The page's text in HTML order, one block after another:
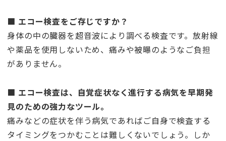
■ エコー検査をご存じですか？
身体の中の臓器を超音波により調べる検査です。放射線
や薬品を使用しないため、痛みや被曝のようなご負担
がありません。
■ エコー検査は、自覚症状なく進行する病気を早期発
見のための強力なツール。
痛みなどの症状を伴う病気であればご自身で検査する
タイミングをつかむことは難しくないでしょう。しか